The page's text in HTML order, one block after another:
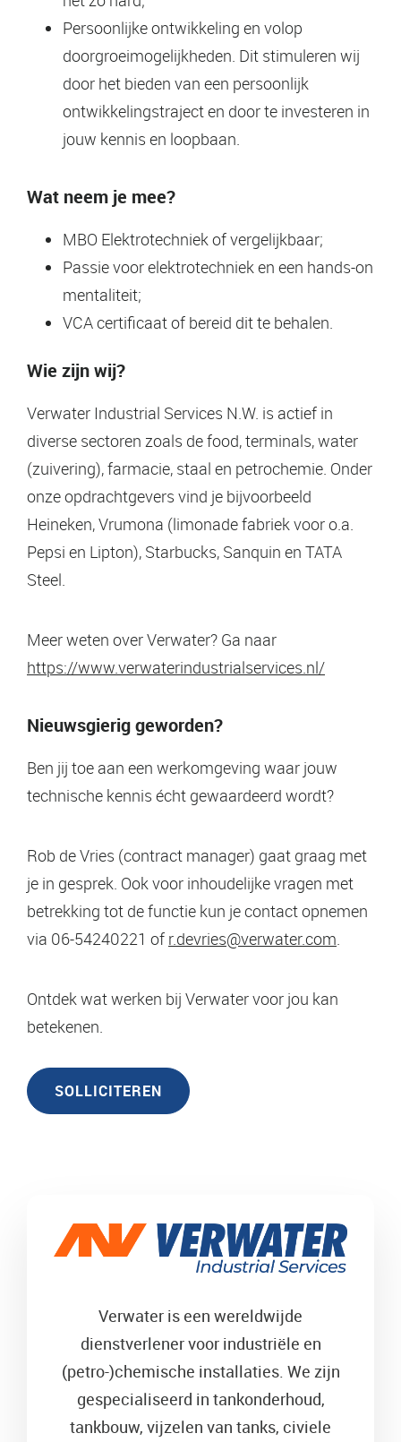
Persoonlijke ontwikkeling en volop
doorgroeimogelijkheden. Dit stimuleren wij
door het bieden van een persoonlijk
ontwikkelingstraject en door te investeren in
jouw kennis en loopbaan.
Wat neem je mee?
MBO Elektrotechniek of vergelijkbaar;
Passie voor elektrotechniek en een hands-on
mentaliteit;
VCA certificaat of bereid dit te behalen.
Wie zijn wij?
Verwater Industrial Services N.W. is actief in
diverse sectoren zoals de food, terminals, water
(zuivering), farmacie, staal en petrochemie. Onder
onze opdrachtgevers vind je bijvoorbeeld
Heineken, Vrumona (limonade fabriek voor o.a.
Pepsi en Lipton), Starbucks, Sanquin en TATA
Steel.
Meer weten over Verwater? Ga naar
https://www.verwaterindustrialservices.nl/
Nieuwsgierig geworden?
Ben jij toe aan een werkomgeving waar jouw
technische kennis écht gewaardeerd wordt?
Rob de Vries (contract manager) gaat graag met
je in gesprek. Ook voor inhoudelijke vragen met
betrekking tot de functie kun je contact opnemen
via 06-54240221 of r.devries@verwater.com.
Ontdek wat werken bij Verwater voor jou kan
betekenen.
SOLLICITEREN
Verwater is een wereldwijde
dienstverlener voor industriële en
(petro-)chemische installaties. We zijn
gespecialiseerd in tankonderhoud,
tankbouw, vijzelen van tanks, civiele